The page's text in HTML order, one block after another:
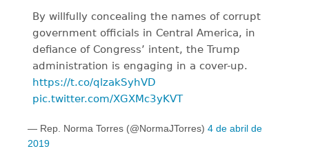
By willfully concealing the names of corrupt
government officials in Central America, in
defiance of Congress’ intent, the Trump
administration is engaging in a cover-up.
https://t.co/qlzakSyhVD
pic.twitter.com/XGXMc3yKVT
— Rep. Norma Torres (@NormaJTorres) 4 de abril de
2019